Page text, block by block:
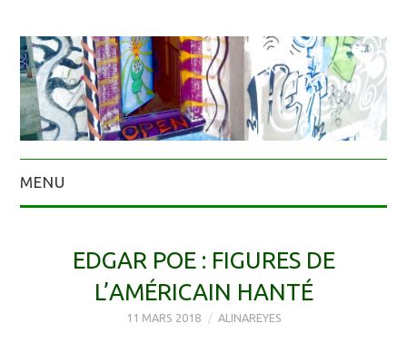
MENU
EDGAR POE : FIGURES DE
L’AMÉRICAIN HANTÉ
11 MARS 2018 ALINAREYES